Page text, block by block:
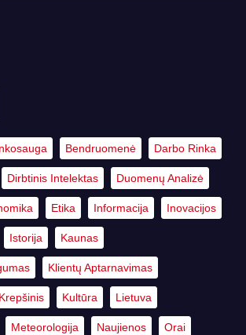
Bendruomenė Darbo Rinka
Dirbtinis Intelektas Duomenų Analizė
Etika Informacija Inovacijos
Istorija Kaunas
Klientų Aptarnavimas
Krepšinis Kultūra Lietuva
Meteorologija Naujienos Orai